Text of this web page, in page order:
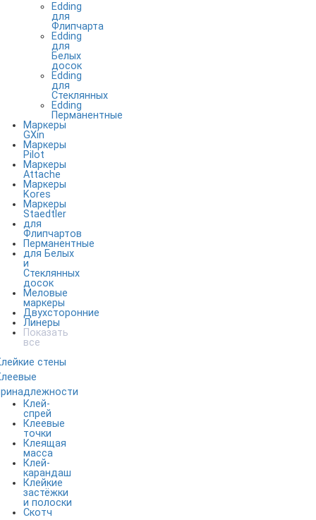
Edding
для
Флипчарта
Edding
для
Белых
досок
Edding
для
Стеклянных
Edding
Перманентные
Маркеры
GXin
Маркеры
Pilot
Маркеры
Attache
Маркеры
Kores
Маркеры
Staedtler
для
Флипчартов
Перманентные
для Белых
и
Стеклянных
досок
Меловые
маркеры
Двухсторонние
Линеры
Показать
все
стены
Клей-
спрей
Клеевые
точки
Клеящая
масса
Клей-
карандаш
Клейкие
застёжки
и полоски
Скотч